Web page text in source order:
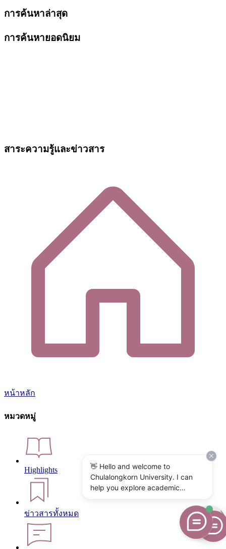
การค้นหาล่าสุด
การค้นหายอดนิยม
สาระความรู้และข่าวสาร
หน้าหลัก
หมวดหมู่
Highlights
ข่าวสารทั้งหมด
👋 Hello and welcome to
Chulalongkorn University. I can
help you explore academic